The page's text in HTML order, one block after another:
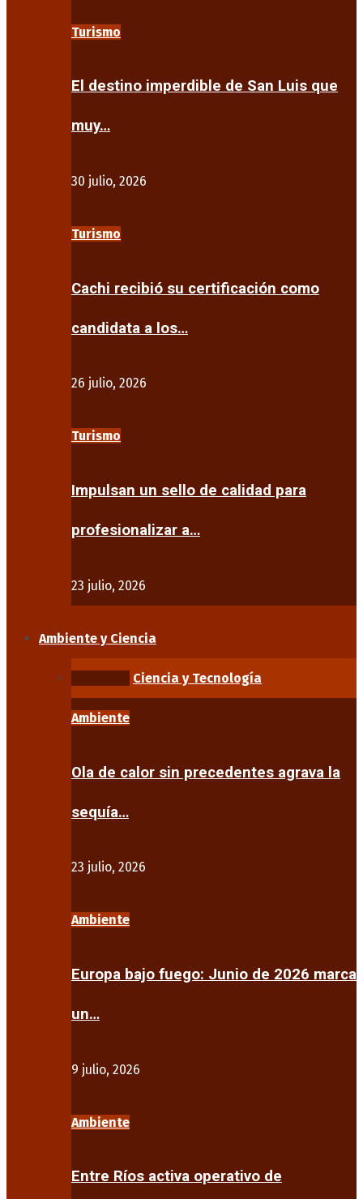
Turismo
El destino imperdible de San Luis que
muy…
30 julio, 2026
Turismo
Cachi recibió su certificación como
candidata a los…
26 julio, 2026
Turismo
Impulsan un sello de calidad para
profesionalizar a…
23 julio, 2026
Ambiente y Ciencia
Ciencia y Tecnología
Ambiente
Ola de calor sin precedentes agrava la
sequía…
23 julio, 2026
Ambiente
Europa bajo fuego: Junio de 2026 marca
un…
9 julio, 2026
Ambiente
Entre Ríos activa operativo de